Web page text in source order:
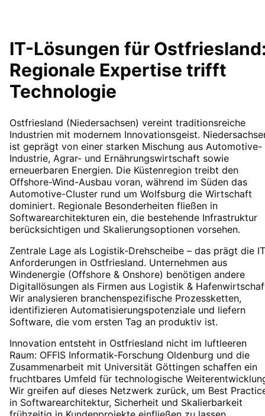
IT-Lösungen für Ostfriesland
Regionale Expertise trifft
Technologie
Ostfriesland (Niedersachsen) vereint traditionsreiche
Industrien mit modernem Innovationsgeist.
ist geprägt von einer starken Mischung aus Automotive-
Industrie, Agrar- und Ernährungswirtschaft sowie
erneuerbaren Energien. Die Küstenregion treibt den
Offshore-Wind-Ausbau voran, während im Süden das
Automotive-Cluster rund um Wolfsburg die Wirtschaft
dominiert. Regionale Besonderheiten fließen in
Softwarearchitekturen ein, die bestehende Infrastruktur
berücksichtigen und Skalierungsoptionen vorsehen.
Zentrale Lage als Logistik-Drehscheibe – das prägt die
Anforderungen in Ostfriesland. Unternehmen aus
Windenergie (Offshore & Onshore) benötigen andere
Digitallösungen als Firmen aus Logistik &
Wir analysieren branchenspezifische Prozessketten,
identifizieren Automatisierungspotenziale und liefern
Software, die vom ersten Tag an produktiv ist.
Innovation entsteht in Ostfriesland nicht im luftleeren
Raum: OFFIS Informatik-Forschung Oldenburg und die
Zusammenarbeit mit Universität Göttingen schaffen ein
fruchtbares Umfeld für technologische
Wir greifen auf dieses Netzwerk zurück, um Best
in Softwarearchitektur, Sicherheit und Skalierbarkeit